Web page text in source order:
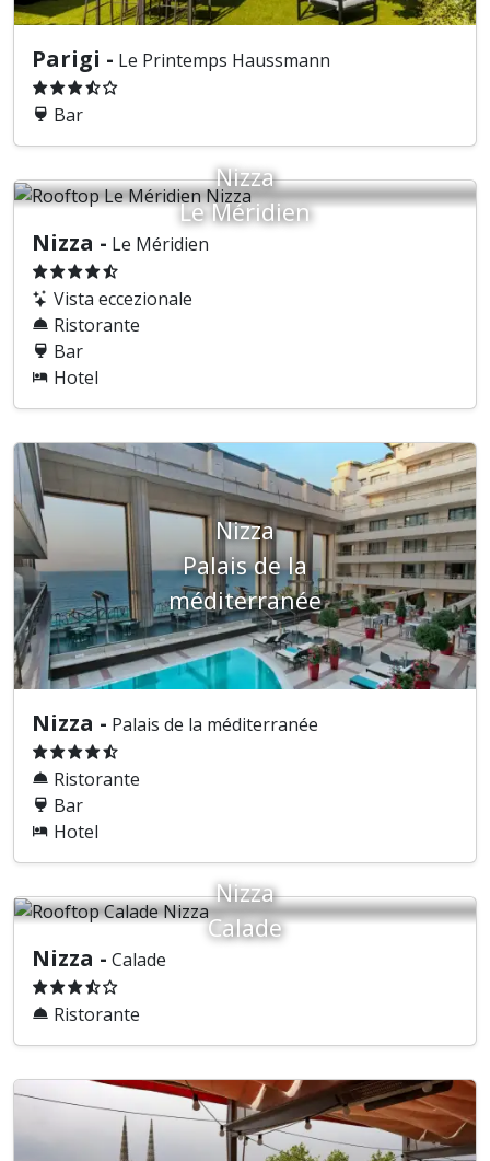
Parigi - Le Printemps Haussmann
Bar
Nizza
Le Méridien
Nizza - Le Méridien
Vista eccezionale
Ristorante
Bar
Hotel
Nizza
Palais de la
méditerranée
Nizza - Palais de la méditerranée
Ristorante
Bar
Hotel
Nizza
Calade
Nizza - Calade
Ristorante